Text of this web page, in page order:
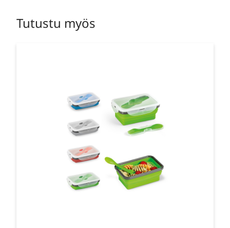
Tutustu myös